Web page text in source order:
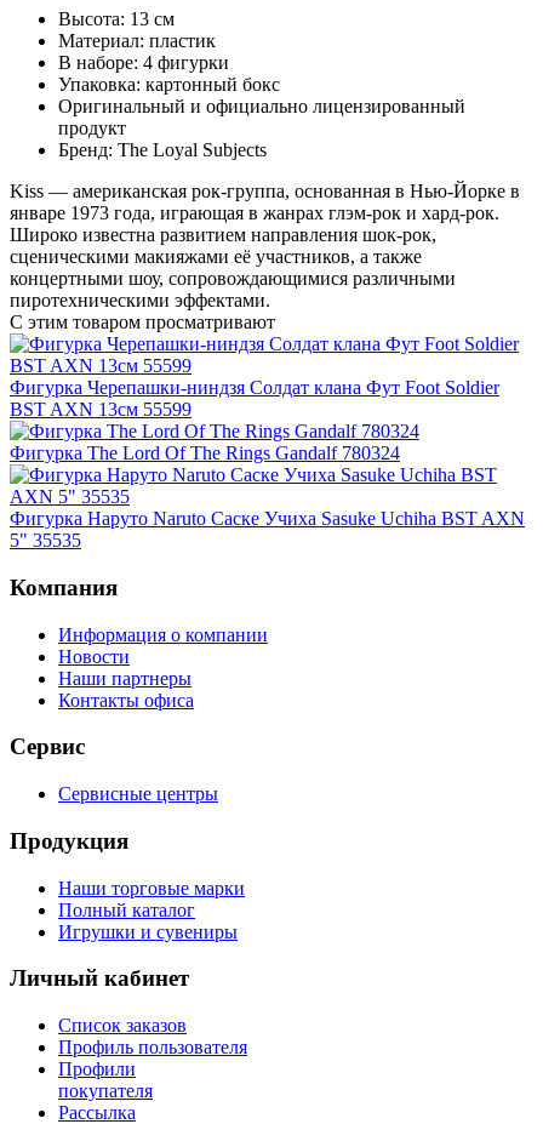
Высота: 13 см
Материал: пластик
В наборе: 4 фигурки
Упаковка: картонный бокс
Оригинальный и официально лицензированный
продукт
Бренд: The Loyal Subjects
Kiss — американская рок-группа, основанная в Нью-Йорке в
январе 1973 года, играющая в жанрах глэм-рок и хард-рок.
Широко известна развитием направления шок-рок,
сценическими макияжами её участников, а также
концертными шоу, сопровождающимися различными
пиротехническими эффектами.
С этим товаром просматривают
Фигурка Черепашки-ниндзя Солдат клана Фут Foot Soldier
BST AXN 13см 55599
Фигурка The Lord Of The Rings Gandalf 780324
Фигурка Наруто Naruto Саске Учиха Sasuke Uchiha BST AXN
5" 35535
Компания
Информация о компании
Новости
Наши партнеры
Контакты офиса
Сервис
Сервисные центры
Продукция
Наши торговые марки
Полный каталог
Игрушки и сувениры
Личный кабинет
Список заказов
Профиль пользователя
Профили
покупателя
Рассылка